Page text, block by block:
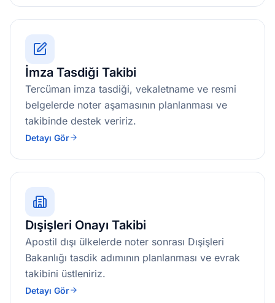
İmza Tasdiği Takibi
Tercüman imza tasdiği, vekaletname ve resmi
belgelerde noter aşamasının planlanması ve
takibinde destek veririz.
Detayı Gör
Dışişleri Onayı Takibi
Apostil dışı ülkelerde noter sonrası Dışişleri
Bakanlığı tasdik adımının planlanması ve evrak
takibini üstleniriz.
Detayı Gör